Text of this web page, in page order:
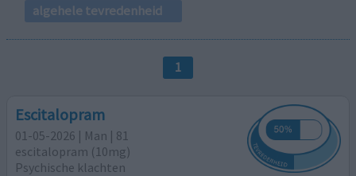
algehele tevredenheid
1
Escitalopram
01-05-2026 | Man | 81
escitalopram (10mg)
Psychische klachten